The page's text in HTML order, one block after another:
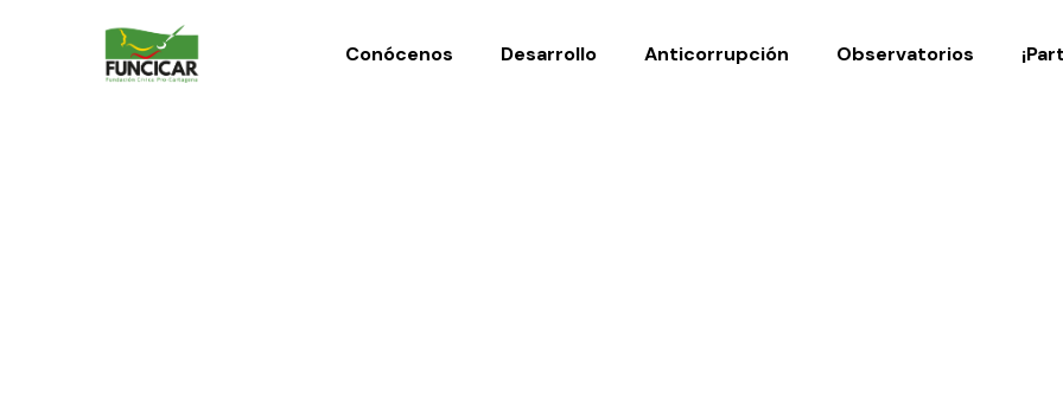
Conócenos Desarrollo Anticorrupción Observatorios